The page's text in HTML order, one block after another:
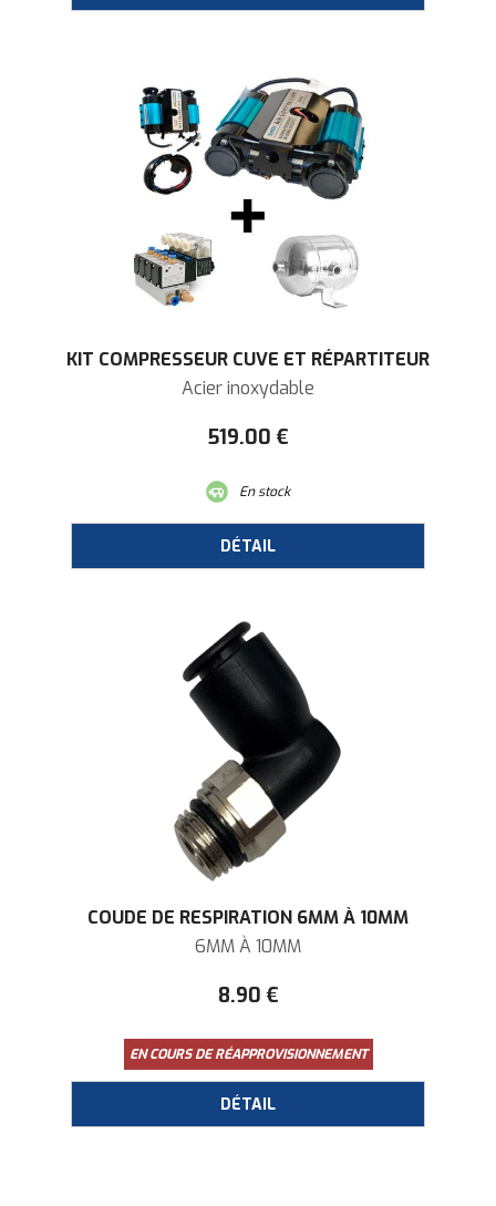
KIT COMPRESSEUR CUVE ET RÉPARTITEUR
Acier inoxydable
519.00 €
En stock
COUDE DE RESPIRATION 6MM À 10MM
6MM À 10MM
8.90 €
EN COURS DE RÉAPPROVISIONNEMENT